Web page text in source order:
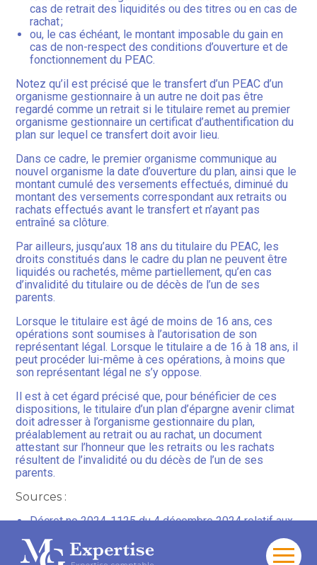
Aller
cas de retrait des liquidités ou des titres ou en cas de
rachat ;
ou, le cas échéant, le montant imposable du gain en
cas de non-respect des conditions d’ouverture et de
fonctionnement du PEAC.
Notez qu’il est précisé que le transfert d’un PEAC d’un
organisme gestionnaire à un autre ne doit pas être
regardé comme un retrait si le titulaire remet au premier
organisme gestionnaire un certificat d’authentification du
plan sur lequel ce transfert doit avoir lieu.
Dans ce cadre, le premier organisme communique au
nouvel organisme la date d’ouverture du plan, ainsi que le
montant cumulé des versements effectués, diminué du
montant des versements correspondant aux retraits ou
rachats effectués avant le transfert et n’ayant pas
entraîné sa clôture.
Par ailleurs, jusqu’aux 18 ans du titulaire du PEAC, les
droits constitués dans le cadre du plan ne peuvent être
liquidés ou rachetés, même partiellement, qu’en cas
d’invalidité du titulaire ou de décès de l’un de ses
parents.
Lorsque le titulaire est âgé de moins de 16 ans, ces
opérations sont soumises à l’autorisation de son
représentant légal. Lorsque le titulaire a de 16 à 18 ans, il
peut procéder lui-même à ces opérations, à moins que
son représentant légal ne s’y oppose.
Il est à cet égard précisé que, pour bénéficier de ces
dispositions, le titulaire d’un plan d’épargne avenir climat
doit adresser à l’organisme gestionnaire du plan,
préalablement au retrait ou au rachat, un document
attestant sur l’honneur que les retraits ou les rachats
résultent de l’invalidité ou du décès de l’un de ses
parents.
Sources :
Décret no 2024-1125 du 4 décembre 2024 relatif aux
organismes gestionnaires du plan d’épargne avenir
climat